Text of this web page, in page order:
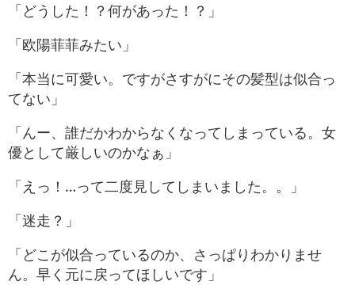
「どうした！？何があった！？」
「欧陽菲菲みたい」
「本当に可愛い。ですがさすがにその髪型は似合っ
てない」
「んー、誰だかわからなくなってしまっている。女
優として厳しいのかなぁ」
「えっ！…って二度見してしまいました。。」
「迷走？」
「どこが似合っているのか、さっぱりわかりませ
ん。早く元に戻ってほしいです」